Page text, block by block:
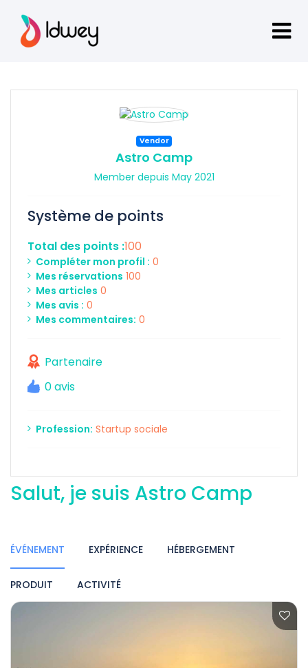
Vendor
Astro Camp
Member depuis May 2021
Système de points
Total des points :100
Compléter mon profil : 0
Mes réservations 100
Mes articles 0
Mes avis : 0
Mes commentaires: 0
Partenaire
0 avis
Profession: Startup sociale
Salut, je suis Astro Camp
ÉVÉNEMENT EXPÉRIENCE HÉBERGEMENT
PRODUIT ACTIVITÉ